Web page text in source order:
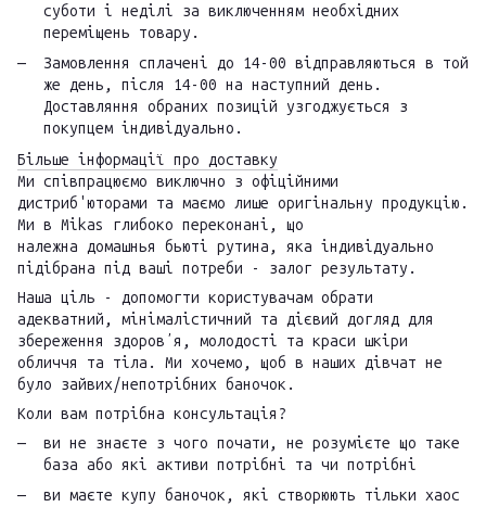
суботи і неділі за виключенням необхідних
переміщень товару.
Замовлення сплачені до 14-00 відправляються в той
же день, після 14-00 на наступний день.
Доставляння обраних позицій узгоджується з
покупцем індивідуально.
Більше інформації про доставку
Ми співпрацюємо виключно з офіційними
дистриб'юторами та маємо лише оригінальну продукцію.
Ми в Mikas глибоко переконані, що
належна домашнья бьюті рутина, яка індивідуально
підібрана під ваші потреби - залог результату.
Наша ціль - допомогти користувачам обрати
адекватний, мінімалістичний та дієвий догляд для
збереження здоровʼя, молодості та краси шкіри
обличчя та тіла. Ми хочемо, щоб в наших дівчат не
було зайвих/непотрібних баночок.
Коли вам потрібна консультація?
ви не знаєте з чого почати, не розумієте що таке
база або які активи потрібні та чи потрібні
ви маєте купу баночок, які створюють тільки хаос